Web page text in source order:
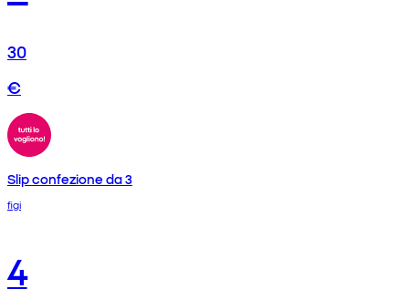
30
€
Slip confezione da 3
figi
4